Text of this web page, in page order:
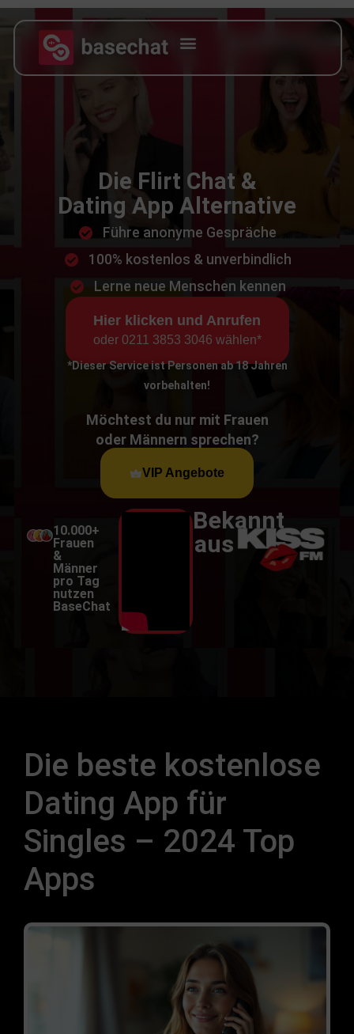
Die Flirt Chat &
Dating App Alternative
Führe anonyme Gespräche
100% kostenlos & unverbindlich
Lerne neue Menschen kennen
Hier klicken und Anrufen
oder 0211 3853 3046 wählen*
*Dieser Service ist Personen ab 18 Jahren
vorbehalten!
Möchtest du nur mit Frauen
oder Männern sprechen?
VIP Angebote
Bekannt
aus
10.000+
Frauen
&
Männer
pro Tag
nutzen
BaseChat
Die beste kostenlose
Dating App für
Singles – 2024 Top
Apps